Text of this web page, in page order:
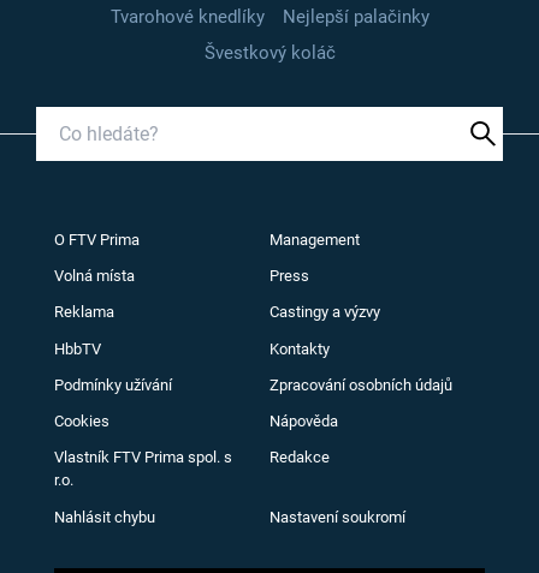
Tvarohové knedlíky
Nejlepší palačinky
Švestkový koláč
O FTV Prima Management
Volná místa Press
Reklama Castingy a výzvy
HbbTV Kontakty
Podmínky užívání Zpracování osobních údajů
Cookies Nápověda
Vlastník FTV Prima spol. s
r.o.
Redakce
Nahlásit chybu Nastavení soukromí